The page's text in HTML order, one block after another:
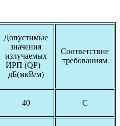
Допустимые
значения
излучаемых
ИРП (QP)
дБ(мкВ/м)
Соответствие
требованиям
40 С